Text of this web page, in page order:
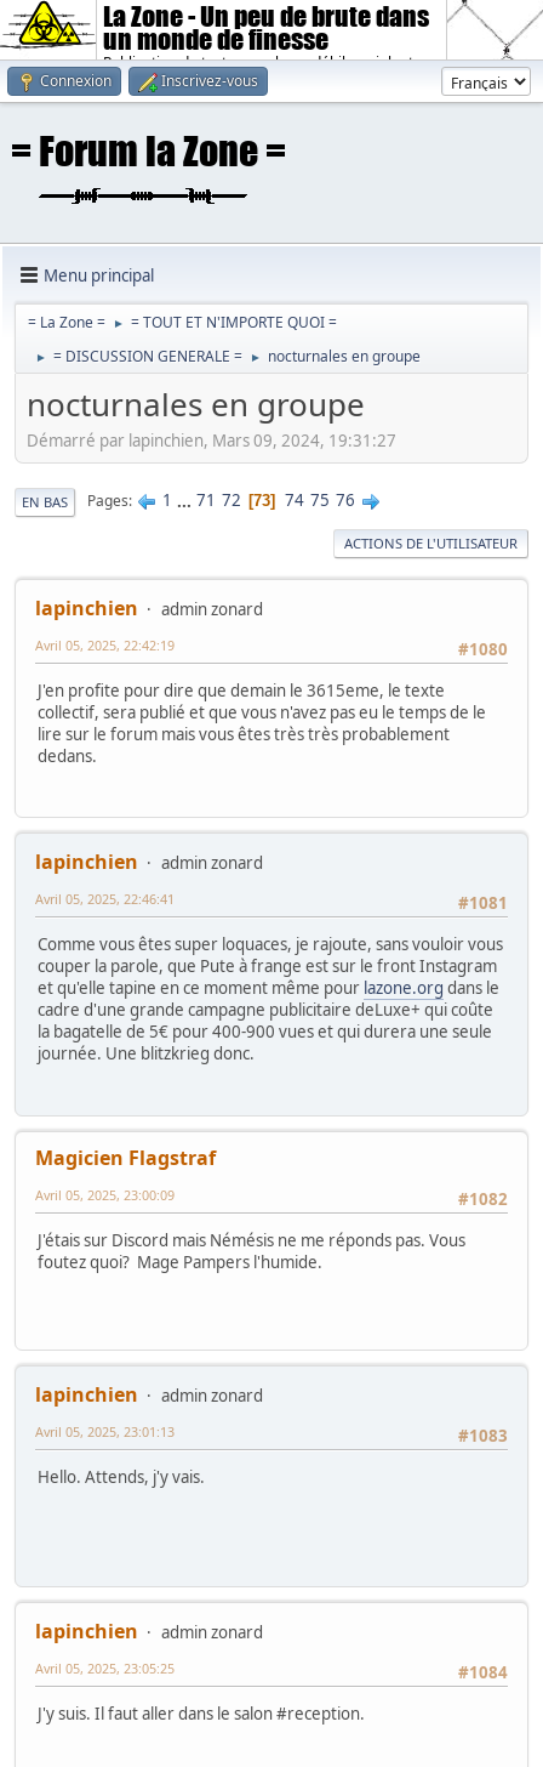
La Zone - Un peu de brute dans
un monde de finesse
Publication de textes sombres, débiles, violents.
Connexion
Inscrivez-vous
Menu principal
= La Zone = ► = TOUT ET N'IMPORTE QUOI =
► = DISCUSSION GENERALE = ► nocturnales en groupe
nocturnales en groupe
Démarré par lapinchien, Mars 09, 2024, 19:31:27
EN BAS Pages 1 ... 71 72 73 74 75 76
ACTIONS DE L'UTILISATEUR
lapinchien
admin zonard
#1080
Avril 05, 2025, 22:42:19
J'en profite pour dire que demain le 3615eme, le texte
collectif, sera publié et que vous n'avez pas eu le temps de le
lire sur le forum mais vous êtes très très probablement
dedans.
lapinchien
admin zonard
#1081
Avril 05, 2025, 22:46:41
Comme vous êtes super loquaces, je rajoute, sans vouloir vous
couper la parole, que Pute à frange est sur le front Instagram
et qu'elle tapine en ce moment même pour lazone.org dans le
cadre d'une grande campagne publicitaire deLuxe+ qui coûte
la bagatelle de 5€ pour 400-900 vues et qui durera une seule
journée. Une blitzkrieg donc.
Magicien Flagstraf
#1082
Avril 05, 2025, 23:00:09
J'étais sur Discord mais Némésis ne me réponds pas. Vous
foutez quoi? Mage Pampers l'humide.
lapinchien
admin zonard
#1083
Avril 05, 2025, 23:01:13
Hello. Attends, j'y vais.
lapinchien
admin zonard
#1084
Avril 05, 2025, 23:05:25
J'y suis. Il faut aller dans le salon #reception.